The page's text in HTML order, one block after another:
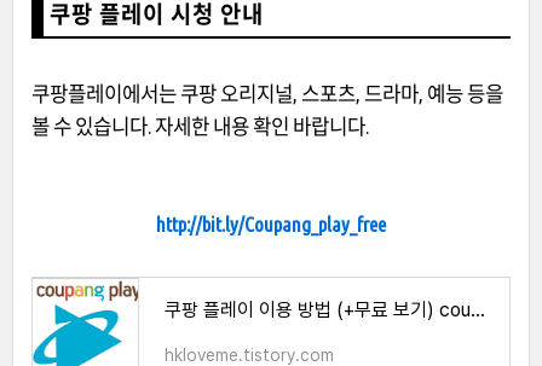
쿠팡 플레이 시청 안내
쿠팡플레이에서는 쿠팡 오리지널, 스포츠, 드라마, 예능 등을
볼 수 있습니다. 자세한 내용 확인 바랍니다.
http://bit.ly/Coupang_play_free
쿠팡 플레이 이용 방법 (+무료 보기) coupang play
hkloveme.tistory.com